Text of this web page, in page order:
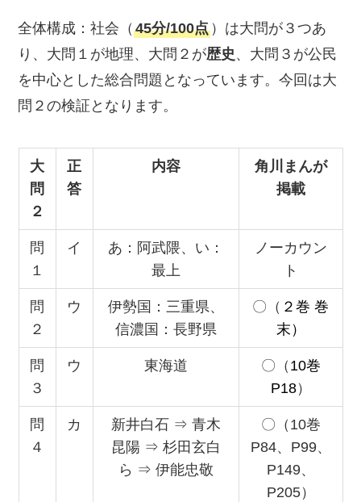
全体構成：社会（45分/100点 ）は大問が３つあ
り、大問１が地理、大問２が歴史 、大問３が公民
を中心とした総合問題となっています。今回は大
問２の検証となります。
大
問
２
正
答
内容
角川まんが
掲載
問
１
イ
あ：阿武隈、い：
最上
ノーカウン
ト
問
２
ウ
伊勢国：三重県、
信濃国：長野県
〇（ ２巻 巻
末）
問
３
ウ 東海道 〇（ 10巻
P18）
問
４
カ
新井白石 ⇒ 青木
昆陽 ⇒ 杉田玄白
ら ⇒ 伊能忠敬
〇（10巻
P84、P99、
P149、
P205）